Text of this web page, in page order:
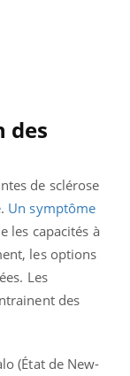
des
de sclérose
. Un symptôme
les capacités à
les options
Les
des
(État de New-